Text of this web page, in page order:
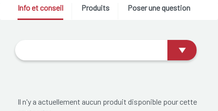
Info et conseil Produits Poser une question
Il n'y a actuellement aucun produit disponible pour cette